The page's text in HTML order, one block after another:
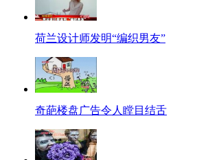
荷兰设计师发明“编织男友”
奇葩楼盘广告令人瞠目结舌